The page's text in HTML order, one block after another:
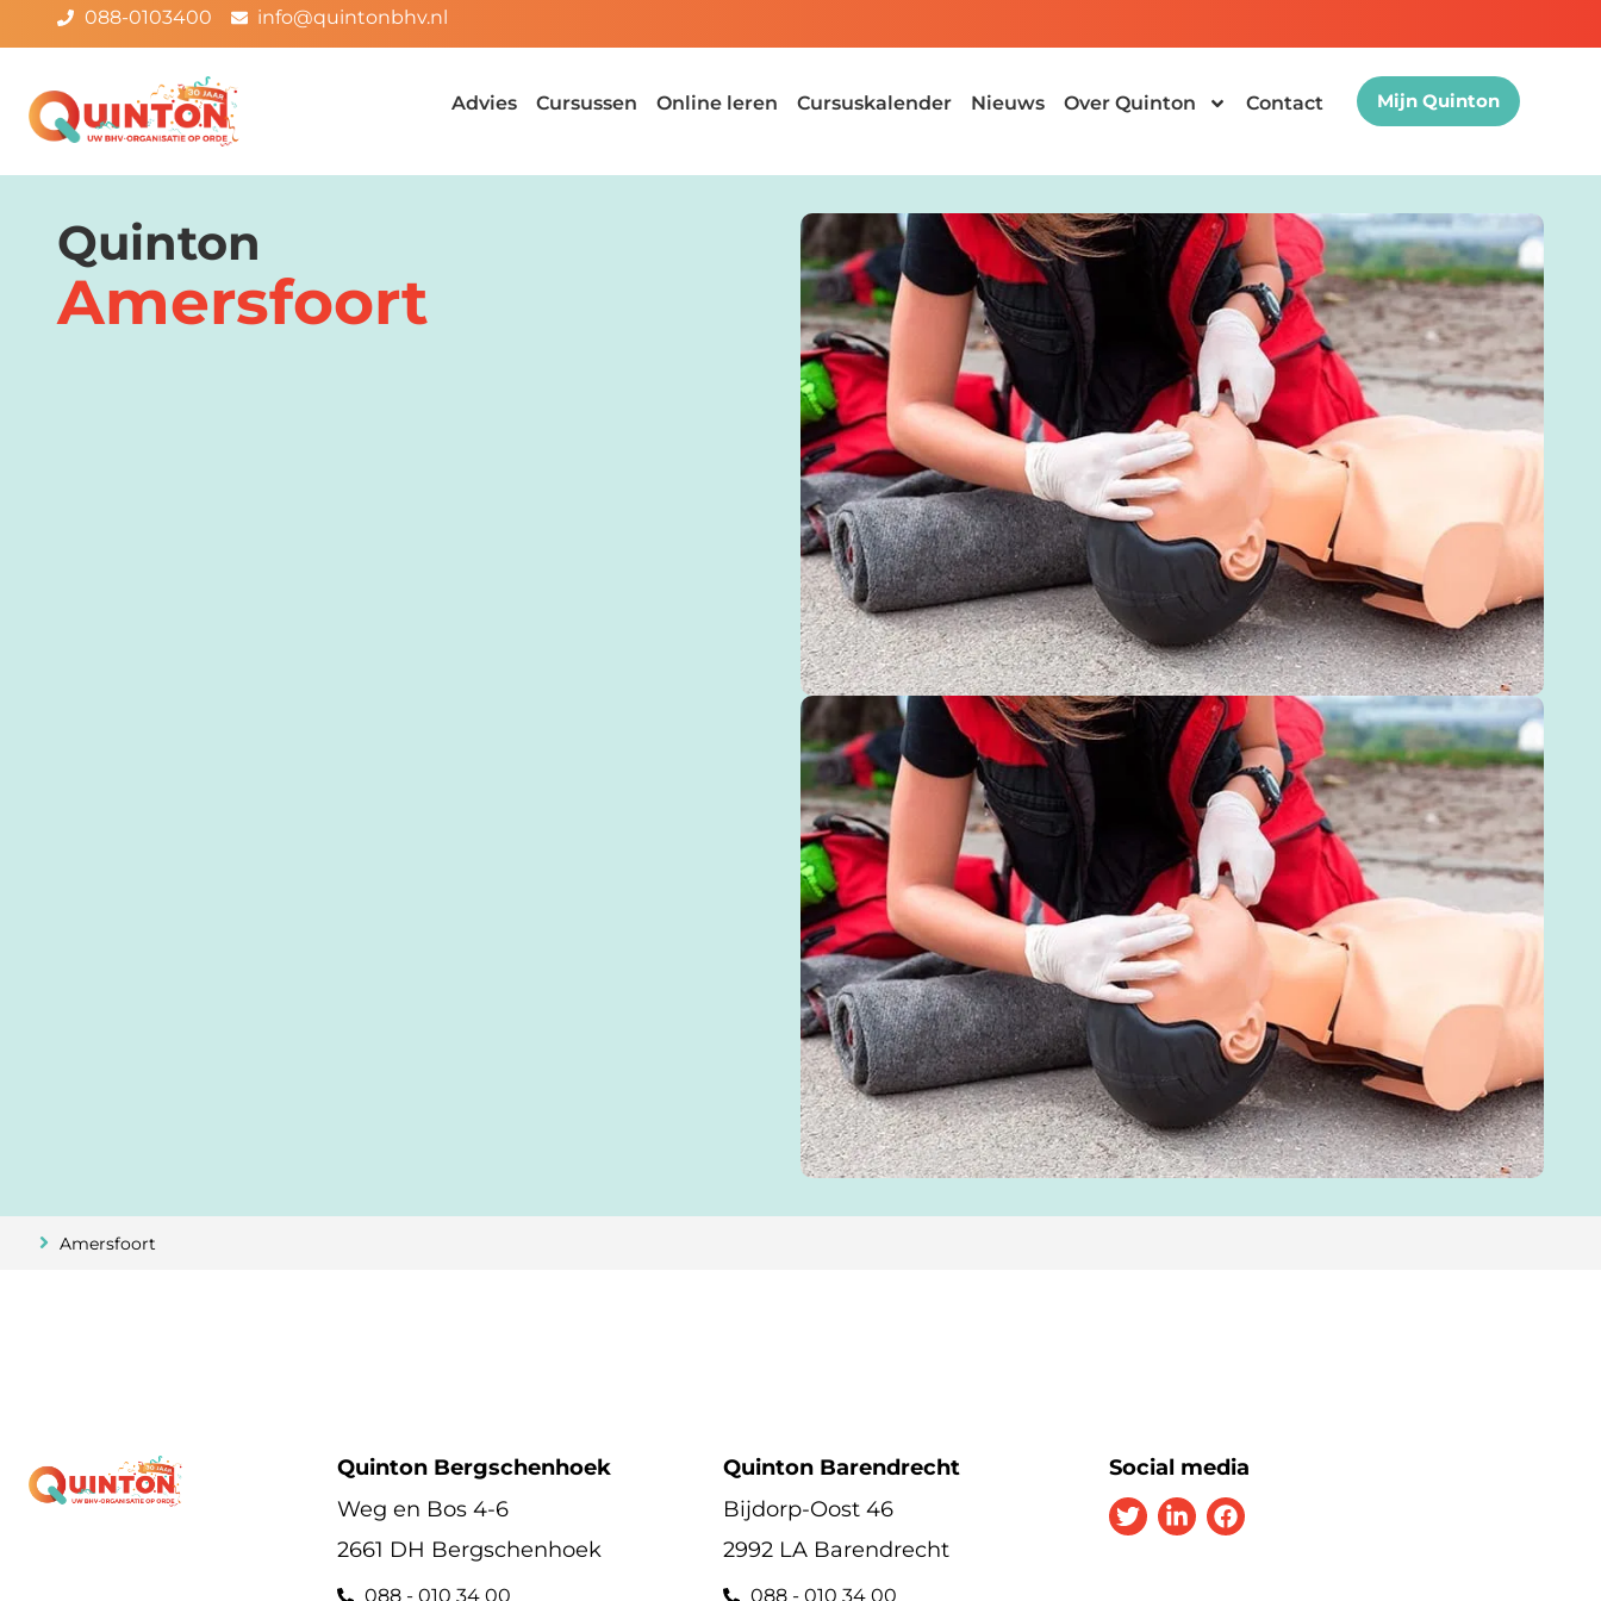
088-0103400 info@quintonbhv.nl
Advies Cursussen Online leren Cursuskalender Nieuws Over Quinton Contact Mijn Quinton
Amersfoort
Quinton
Amersfoort
Quinton Bergschenhoek
Weg en Bos 4-6
2661 DH Bergschenhoek
088 - 010 34 00
Quinton Barendrecht
Bijdorp-Oost 46
2992 LA Barendrecht
088 - 010 34 00
Social media